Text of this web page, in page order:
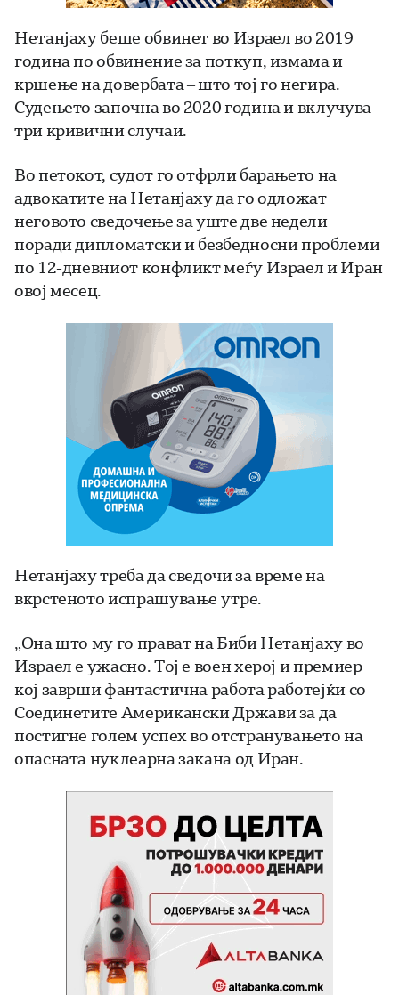
Нетанјаху беше обвинет во Израел во 2019
година по обвинение за поткуп, измама и
кршење на довербата – што тој го негира.
Судењето започна во 2020 година и вклучува
три кривични случаи.
Во петокот, судот го отфрли барањето на
адвокатите на Нетанјаху да го одложат
неговото сведочење за уште две недели
поради дипломатски и безбедносни проблеми
по 12-дневниот конфликт меѓу Израел и Иран
овој месец.
Нетанјаху треба да сведочи за време на
вкрстеното испрашување утре.
„Она што му го прават на Биби Нетанјаху во
Израел е ужасно. Тој е воен херој и премиер
кој заврши фантастична работа работејќи со
Соединетите Американски Држави за да
постигне голем успех во отстранувањето на
опасната нуклеарна закана од Иран.